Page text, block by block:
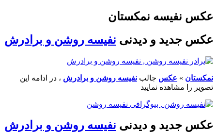
عکس نفیسه نمکستان
عکس جدید و دیدنی نفیسه روشن و برادرش
نمکستان » عکس جالب نفیسه روشن و برادرش ، در ادامه این
تصویر را مشاهده نمایید
عکس جدید و دیدنی نفیسه روشن و برادرش